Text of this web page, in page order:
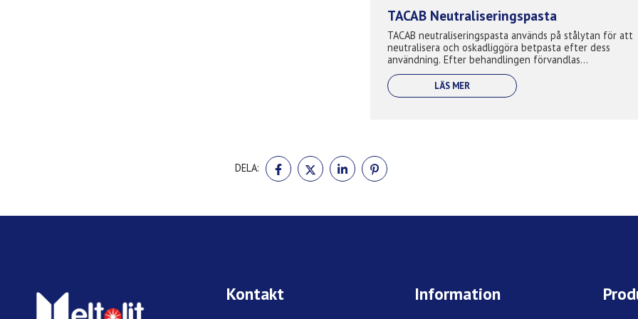
TACAB Neutraliseringspasta
TACAB neutraliseringspasta används på stålytan för att
neutralisera och oskadliggöra betpasta efter dess
användning. Efter behandlingen förvandlas
betpastaresterna till ofarligt vatten...
LÄS MER
DELA:
DELA
PÅ
DELA
PÅ
DELA
PÅ
PÅ
Kontakt Information